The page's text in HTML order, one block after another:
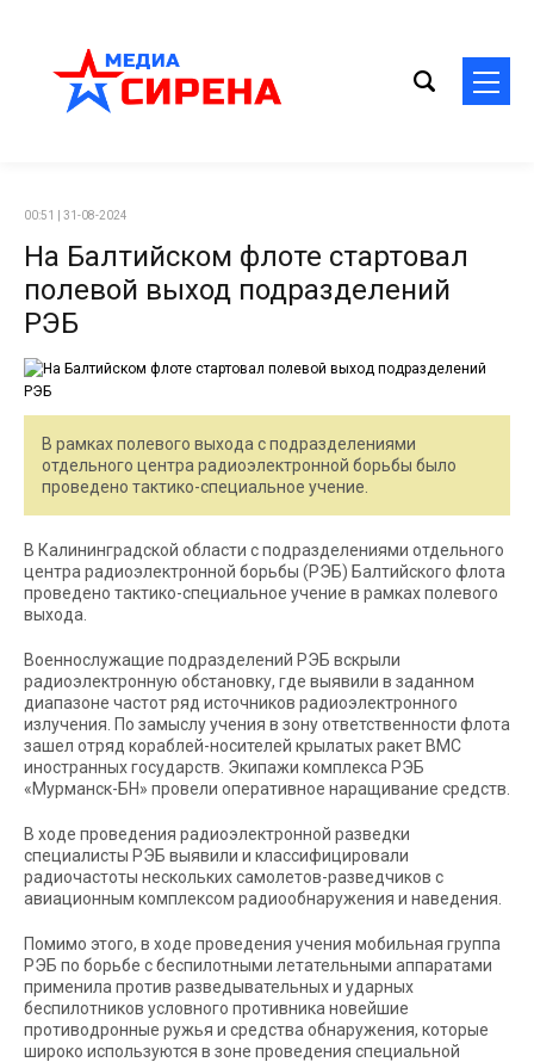
00:51 | 31-08-2024
На Балтийском флоте стартовал
полевой выход подразделений
РЭБ
В рамках полевого выхода с подразделениями
отдельного центра радиоэлектронной борьбы было
проведено тактико-специальное учение.
В Калининградской области с подразделениями отдельного
центра радиоэлектронной борьбы (РЭБ) Балтийского флота
проведено тактико-специальное учение в рамках полевого
выхода.
Военнослужащие подразделений РЭБ вскрыли
радиоэлектронную обстановку, где выявили в заданном
диапазоне частот ряд источников радиоэлектронного
излучения. По замыслу учения в зону ответственности флота
зашел отряд кораблей-носителей крылатых ракет ВМС
иностранных государств. Экипажи комплекса РЭБ
«Мурманск-БН» провели оперативное наращивание средств.
В ходе проведения радиоэлектронной разведки
специалисты РЭБ выявили и классифицировали
радиочастоты нескольких самолетов-разведчиков с
авиационным комплексом радиообнаружения и наведения.
Помимо этого, в ходе проведения учения мобильная группа
РЭБ по борьбе с беспилотными летательными аппаратами
применила против разведывательных и ударных
беспилотников условного противника новейшие
противодронные ружья и средства обнаружения, которые
широко используются в зоне проведения специальной